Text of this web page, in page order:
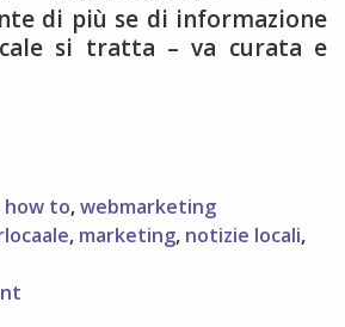
di più se di informazione
si tratta – va curata e
how to,webmarketing
, marketing, notizie locali,